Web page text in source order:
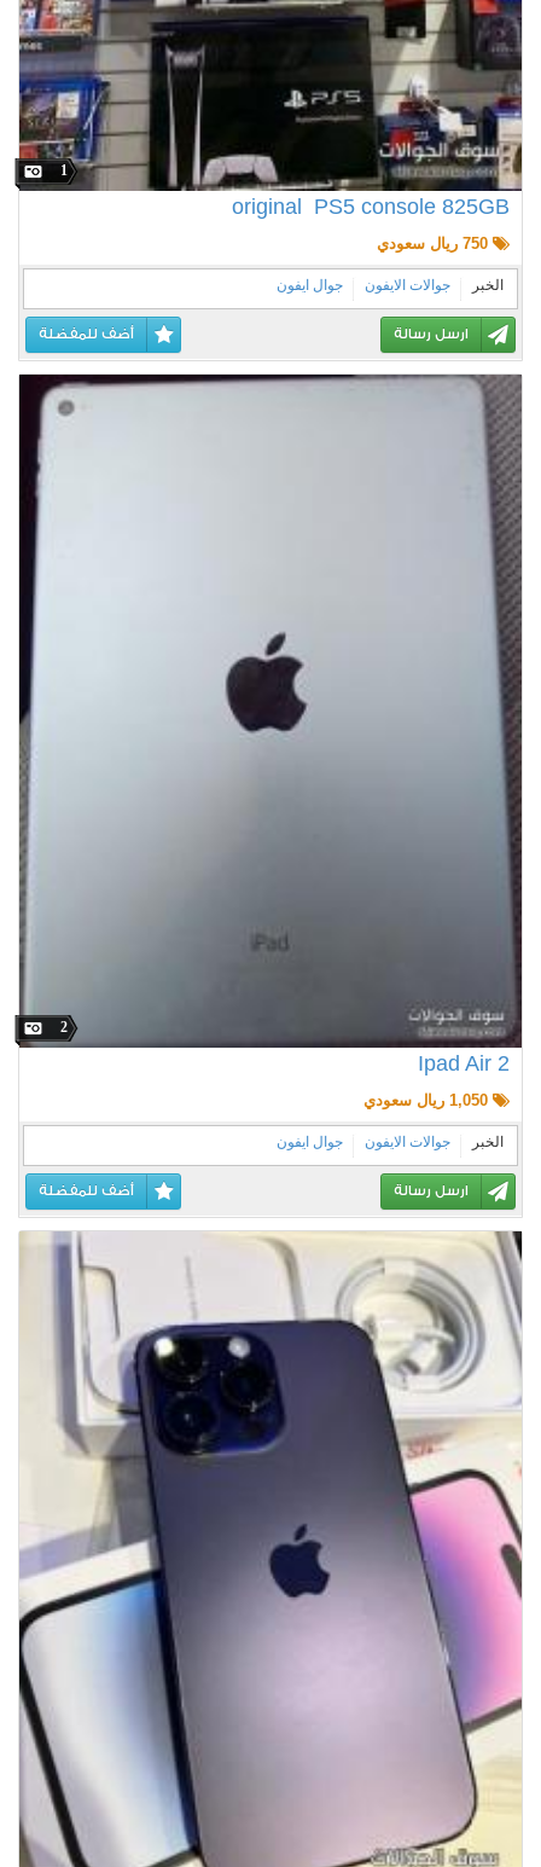
1
original PS5 console 825GB
750 ريال سعودي
الخبر جوالات الايفون جوال ايفون
ارسل رسالة أضف للمفضلة
2
Ipad Air 2
1,050 ريال سعودي
الخبر جوالات الايفون جوال ايفون
ارسل رسالة أضف للمفضلة